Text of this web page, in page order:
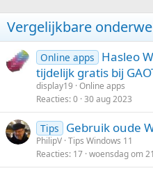
o
h
o
g
Vergelijkbare
Online apps
Hasleo
tijdelijk gratis bij
display19 Online apps
Reacties 0 30 aug 2023
Tips Gebruik oude
PhilipV Tips Windows 11
Reacties 17 woensdag om